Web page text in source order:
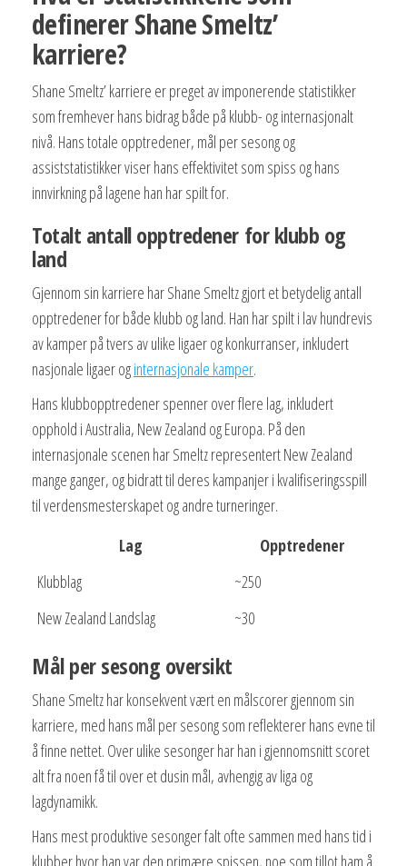
definerer Shane Smeltz’
karriere?
Shane Smeltz’ karriere er preget av imponerende statistikker
som fremhever hans bidrag både på klubb- og internasjonalt
nivå. Hans totale opptredener, mål per sesong og
assiststatistikker viser hans effektivitet som spiss og hans
innvirkning på lagene han har spilt for.
Totalt antall opptredener for klubb og
land
Gjennom sin karriere har Shane Smeltz gjort et betydelig antall
opptredener for både klubb og land. Han har spilt i lav hundrevis
av kamper på tvers av ulike ligaer og konkurranser, inkludert
nasjonale ligaer oginternasjonale kamper.
Hans klubbopptredener spenner over flere lag, inkludert
opphold i Australia, New Zealand og Europa. På den
internasjonale scenen har Smeltz representert New Zealand
mange ganger, og bidratt til deres kampanjer i kvalifiseringsspill
til verdensmesterskapet og andre turneringer.
Lag
Opptredener
Klubblag
~250
New Zealand Landslag
~30
Mål per sesong oversikt
Shane Smeltz har konsekvent vært en målscorer gjennom sin
karriere, med hans mål per sesong som reflekterer hans evne til
å finne nettet. Over ulike sesonger har han i gjennomsnitt scoret
alt fra noen få til over et dusin mål, avhengig av liga og
lagdynamikk.
Hans mest produktive sesonger falt ofte sammen med hans tid i
klubber hvor han var den primære spissen, noe som tillot ham å